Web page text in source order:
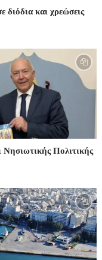
διόδια και χρεώσεις
Πολιτικής